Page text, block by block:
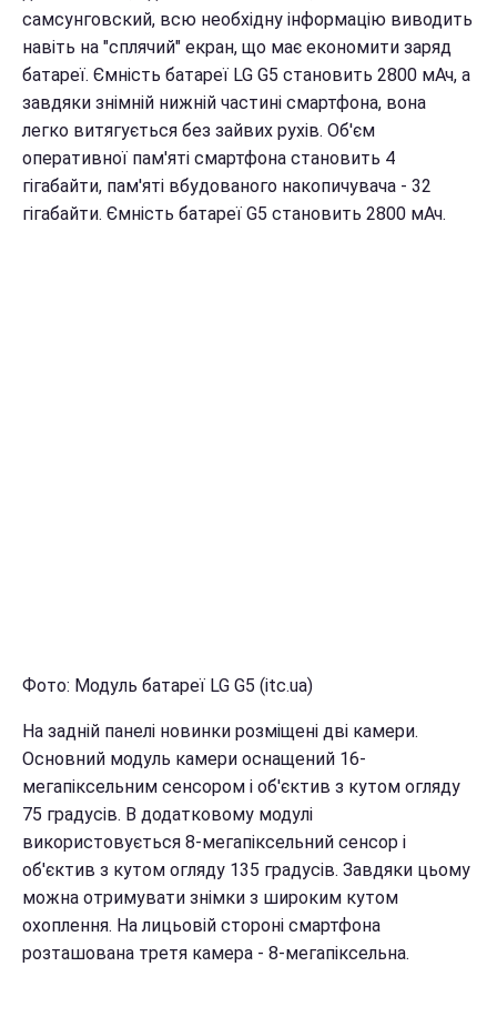
самсунговский, всю необхідну інформацію виводить
навіть на "сплячий" екран, що має економити заряд
батареї. Ємність батареї LG G5 становить 2800 мАч, а
завдяки знімній нижній частині смартфона, вона
легко витягується без зайвих рухів. Об'єм
оперативної пам'яті смартфона становить 4
гігабайти, пам'яті вбудованого накопичувача - 32
гігабайти. Ємність батареї G5 становить 2800 мАч.
Фото: Модуль батареї LG G5 (itc.ua)
На задній панелі новинки розміщені дві камери.
Основний модуль камери оснащений 16-
мегапіксельним сенсором і об'єктив з кутом огляду
75 градусів. В додатковому модулі
використовується 8-мегапіксельний сенсор і
об'єктив з кутом огляду 135 градусів. Завдяки цьому
можна отримувати знімки з широким кутом
охоплення. На лицьовій стороні смартфона
розташована третя камера - 8-мегапіксельна.